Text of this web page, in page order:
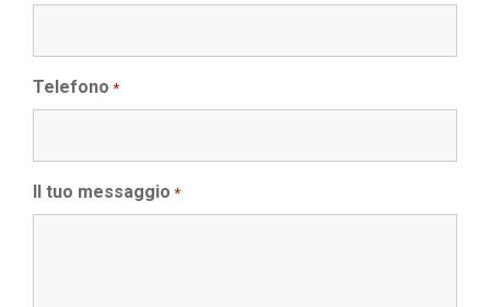
Telefono *
Il tuo messaggio *